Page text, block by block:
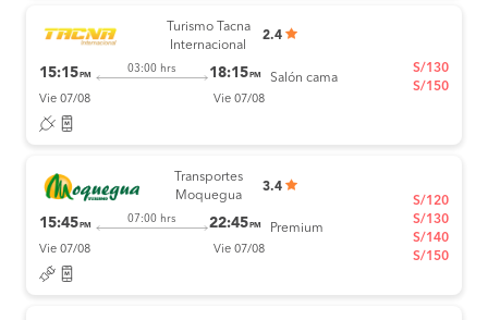
Turismo Tacna
Internacional
2.4
15:15 PM
03:00 hrs 18:15 PM
Vie 07/08 Vie 07/08
Salón cama
S/130
S/150
Transportes
Moquegua
3.4
15:45 PM
07:00 hrs 22:45 PM
Vie 07/08 Vie 07/08
Premium
S/120
S/130
S/140
S/150